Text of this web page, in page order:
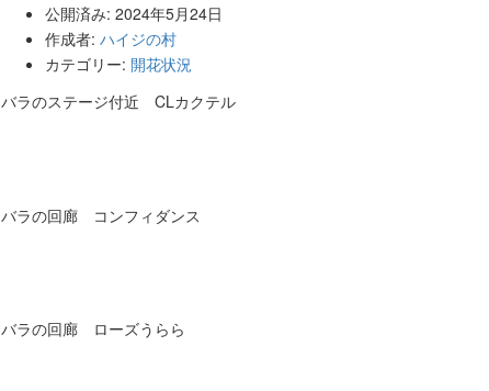
公開済み: 2024年5月24日
作成者: ハイジの村
カテゴリー: 開花状況
バラのステージ付近 CLカクテル
バラの回廊 コンフィダンス
バラの回廊 ローズうらら